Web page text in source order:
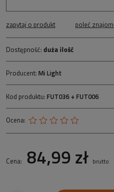
zapytaj o produkt poleć
Dostępność: duża ilość
Producent: Mi Light
Kod produktu: FUT036 + FUT006
Ocena:
Cena: 84,99 zł brutto